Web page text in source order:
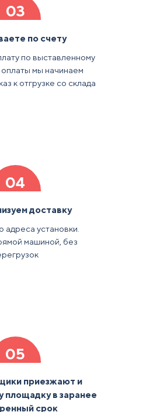
03
по счету
по выставленному
оплаты мы начинаем
к отгрузке со склада
04
доставку
адреса установки.
машиной, без
05
приезжают и
площадку в заранее
срок